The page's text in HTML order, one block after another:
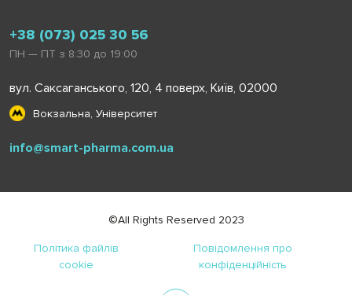
+38 (073) 025 30 56
ПН — ПТ з 8:30 до 19:00
вул. Саксаганського, 120, 4 поверх, Київ, 02000
Вокзальна, Університет
info@smart-pharma.com.ua
©All Rights Reserved 2023
Політика файлів
cookie
Повідомлення про
конфіденційність